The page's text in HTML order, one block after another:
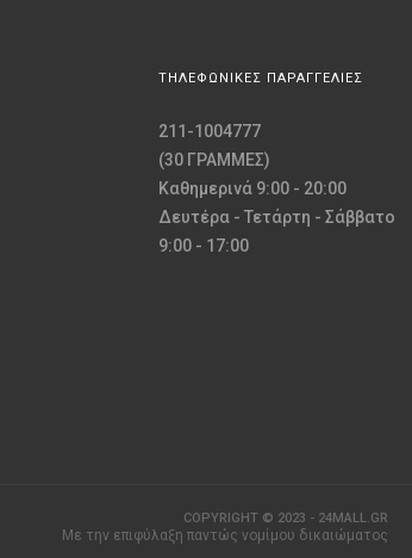
ΤΗΛΕΦΩΝΙΚΕΣ ΠΑΡΑΓΓΕΛΙΕΣ
211-1004777
(30 ΓΡΑΜΜΕΣ)
Καθημερινά 9:00 - 20:00
Δευτέρα - Τετάρτη - Σάββατο
9:00 - 17:00
COPYRIGHT © 2023 - 24MALL.GR
Με την επιφύλαξη παντώς νομίμου δικαιώματος